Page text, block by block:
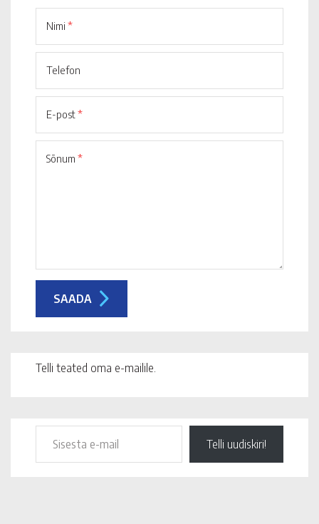
Nimi *
Telefon
E-post*
Sõnum *
Telli teated oma e-mailile.
Telli uudiskiri!